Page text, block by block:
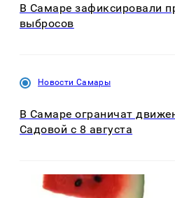
В Самаре зафиксировали
выбросов
Новости Самары
В Самаре ограничат
Садовой с 8 августа